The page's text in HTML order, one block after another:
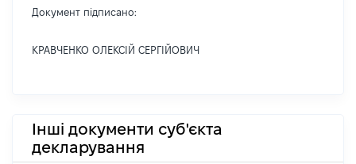
Документ підписано:
КРАВЧЕНКО ОЛЕКСІЙ СЕРГІЙОВИЧ
Інші документи суб'єкта
декларування